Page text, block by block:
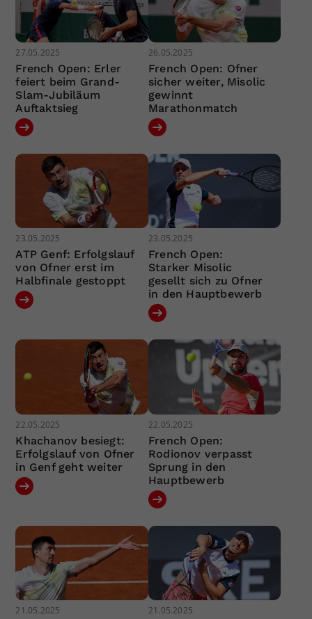
27.05.2025
French Open: Erler
feiert beim Grand-
Slam-Jubiläum
Auftaktsieg
26.05.2025
French Open: Ofner
sicher weiter, Misolic
gewinnt
Marathonmatch
23.05.2025
ATP Genf: Erfolgslauf
von Ofner erst im
Halbfinale gestoppt
23.05.2025
French Open:
Starker Misolic
gesellt sich zu Ofner
in den Hauptbewerb
22.05.2025
Khachanov besiegt:
Erfolgslauf von Ofner
in Genf geht weiter
22.05.2025
French Open:
Rodionov verpasst
Sprung in den
Hauptbewerb
21.05.2025 21.05.2025